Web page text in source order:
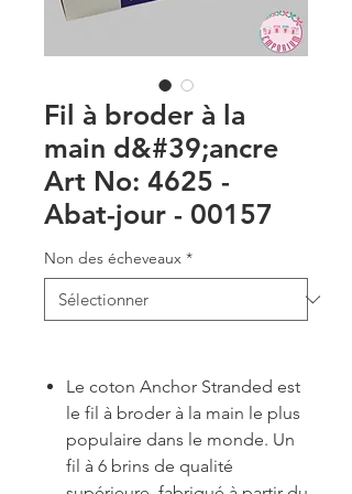
Fil à broder à la
main d&#39;ancre
Art No: 4625 -
Abat-jour - 00157
Non des écheveaux *
Le coton Anchor Stranded est
le fil à broder à la main le plus
populaire dans le monde. Un
fil à 6 brins de qualité